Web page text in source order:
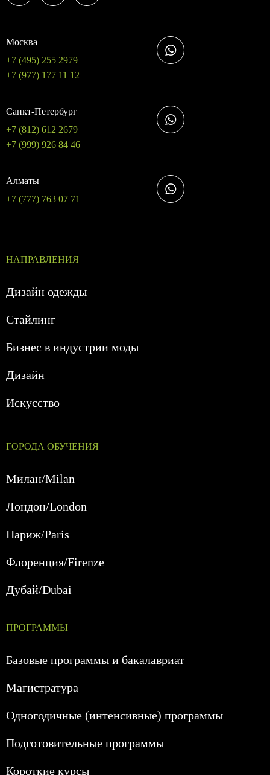
Москва
+7 (495) 255 2979
+7 (977) 177 11 12
Санкт-Петербург
+7 (812) 612 2679
+7 (999) 926 84 46
Алматы
+7 (777) 763 07 71
НАПРАВЛЕНИЯ
Дизайн одежды
Стайлинг
Бизнес в индустрии моды
Дизайн
Искусство
ГОРОДА ОБУЧЕНИЯ
Милан/Milan
Лондон/London
Париж/Paris
Флоренция/Firenze
Дубай/Dubai
ПРОГРАММЫ
Базовые программы и бакалавриат
Магистратура
Одногодичные (интенсивные) программы
Подготовительные программы
Короткие курсы